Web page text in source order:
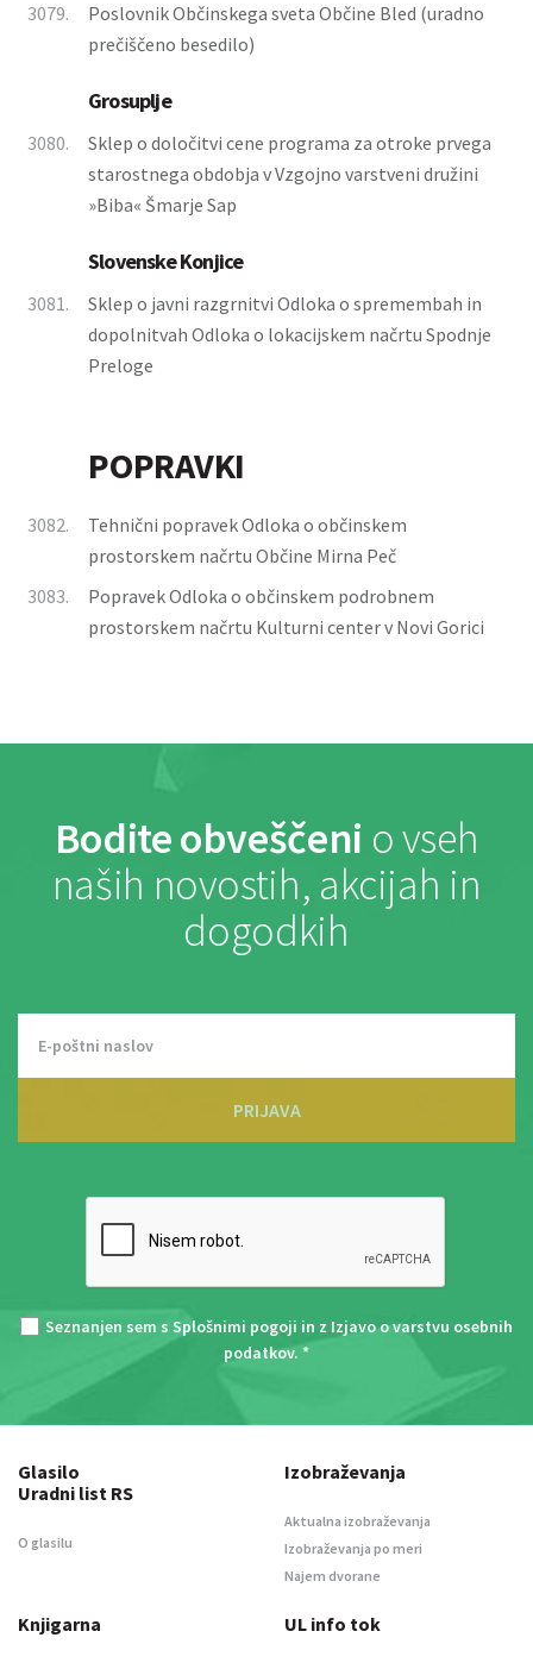
3079.
Poslovnik Občinskega sveta Občine Bled (uradno
prečiščeno besedilo)
Grosuplje
3080.
Sklep o določitvi cene programa za otroke prvega
starostnega obdobja v Vzgojno varstveni družini
»Biba« Šmarje Sap
Slovenske Konjice
3081.
Sklep o javni razgrnitvi Odloka o spremembah in
dopolnitvah Odloka o lokacijskem načrtu Spodnje
Preloge
POPRAVKI
3082.
Tehnični popravek Odloka o občinskem
prostorskem načrtu Občine Mirna Peč
3083.
Popravek Odloka o občinskem podrobnem
prostorskem načrtu Kulturni center v Novi Gorici
Bodite obveščeni o vseh
naših novostih, akcijah in
dogodkih
PRIJAVA
Seznanjen sem s Splošnimi pogoji in z Izjavo o varstvu osebnih
podatkov. *
Glasilo
Uradni list RS
O glasilu
Izobraževanja
Aktualna izobraževanja
Izobraževanja po meri
Najem dvorane
Knjigarna UL info tok